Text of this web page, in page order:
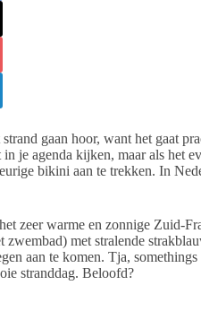
gaan hoor, want het gaat
je agenda kijken, maar als het
bikini aan te trekken. In
zeer warme en zonnige Zuid-
met stralende
aan te komen. Tja,
stranddag. Beloofd?